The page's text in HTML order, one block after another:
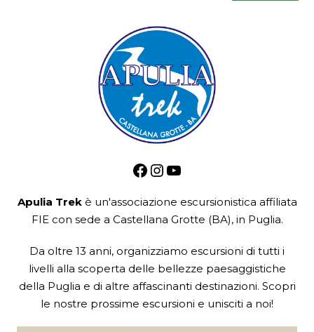
Facebook
Instagram
YouTube
Apulia Trekè un'associazione escursionistica affiliata
FIEcon sede a Castellana Grotte (BA), in Puglia.
Da oltre 13 anni, organizziamo escursioni di tutti i
livelli alla scoperta delle bellezze paesaggistiche
della Puglia e di altre affascinanti destinazioni. Scopri
le nostre prossime escursioni e unisciti a noi!